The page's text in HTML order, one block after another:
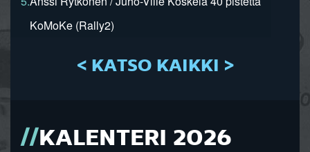
KoMoKe (Rally2)
< KATSO KAIKKI >
KALENTERI 2026